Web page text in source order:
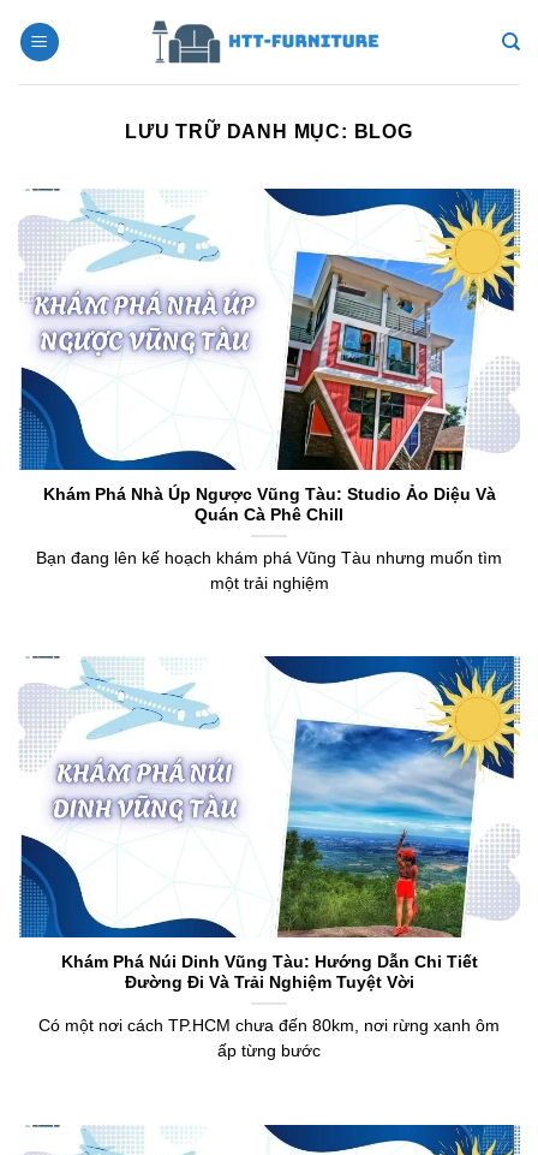
qua
LƯU TRỮ DANH MỤC: BLOG
Khám Phá Nhà Úp Ngược Vũng Tàu: Studio Ảo Diệu Và
Quán Cà Phê Chill
Bạn đang lên kế hoạch khám phá Vũng Tàu nhưng muốn tìm
một trải nghiệm
Khám Phá Núi Dinh Vũng Tàu: Hướng Dẫn Chi Tiết
Đường Đi Và Trải Nghiệm Tuyệt Vời
Có một nơi cách TP.HCM chưa đến 80km, nơi rừng xanh ôm
ấp từng bước